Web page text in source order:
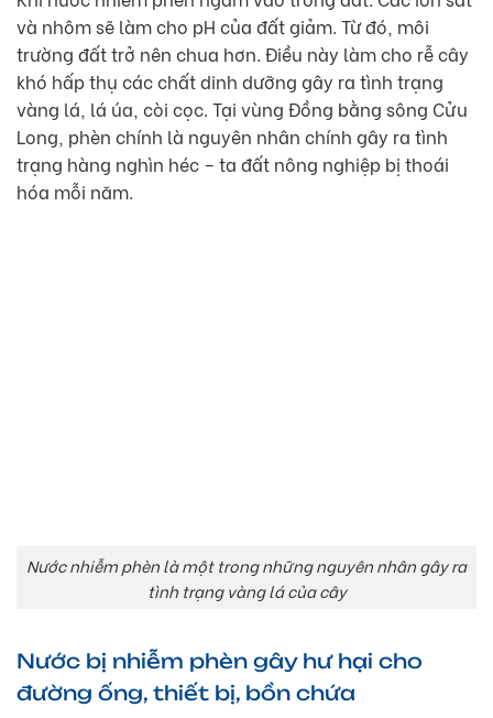
và nhôm sẽ làm cho pH của đất giảm. Từ đó, môi
trường đất trở nên chua hơn. Điều này làm cho rễ cây
khó hấp thụ các chất dinh dưỡng gây ra tình trạng
vàng lá, lá úa, còi cọc. Tại vùng Đồng bằng sông Cửu
Long, phèn chính là nguyên nhân chính gây ra tình
trạng hàng nghìn héc – ta đất nông nghiệp bị thoái
hóa mỗi năm.
Nước nhiễm phèn là một trong những nguyên nhân gây ra
tình trạng vàng lá của cây
Nước bị nhiễm phèn gây hư hại cho
đường ống, thiết bị, bồn chứa